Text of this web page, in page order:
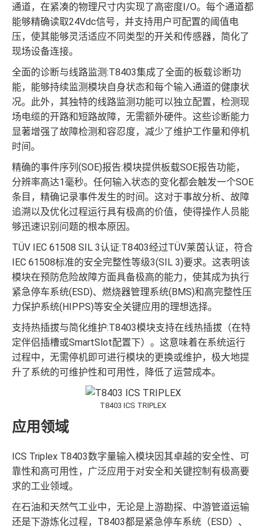
通道，在紧凑的物理尺寸内实现了高密度I/O。每个通道都
能够精确读取24Vdc信号，并支持用户可配置的阈值电
压，使其能够灵活适应不同类型的开关和传感器，简化了
现场设备连接。
全面的诊断与线路监测:T8403集成了全面的板载诊断功
能，能够持续监测模块自身状态和每个输入通道的健康状
况。此外，其独特的线路监测功能可以独立配置，检测现
场电缆的开路和短路故障，无需额外硬件。这些诊断能力
显著增强了故障检测和容忍度，减少了维护工作量和停机
时间。
精确的事件序列(SOE)报告:模块提供板载SOE报告功能，
分辨率高达1毫秒。任何输入状态的变化都会触发一个SOE
条目，精确记录事件发生的时间。这对于事故分析、故障
追溯以及优化过程运行具有极高的价值，使得操作人员能
够迅速识别问题的根本原因。
TÜV IEC 61508 SIL 3认证:T8403经过TÜV莱茵认证，符合
IEC 61508标准的安全完整性等级3(SIL 3)要求。这表明该
模块在预防危险故障方面具备极高的能力，使其成为执行
紧急停车系统(ESD)、燃烧器管理系统(BMS)和高完整性压
力保护系统(HIPPS)等安全关键应用的理想选择。
支持热插拔与简化维护:T8403模块支持在线热插拔（在特
定伴侣插槽或SmartSlot配置下）。这意味着在系统运行
过程中，无需停机即可进行模块的更换或维护，极大地提
升了系统的可维护性和可用性，降低了运营成本。
T8403 ICS TRIPLEX
应用领域
ICS Triplex T8403数字量输入模块因其卓越的安全性、可
靠性和高可用性，广泛应用于对安全和关键控制有极高要
求的工业领域。
在石油和天然气工业中，无论是上游勘探、中游管道运输
还是下游炼化过程，T8403都是紧急停车系统（ESD）、